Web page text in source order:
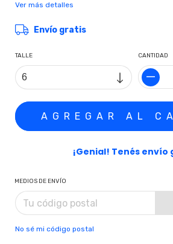
Ver más detalles
Envío gratis
TALLE CANTIDAD
¡Genial! Tenés envío
MEDIOS DE ENVÍO
No sé mi código postal